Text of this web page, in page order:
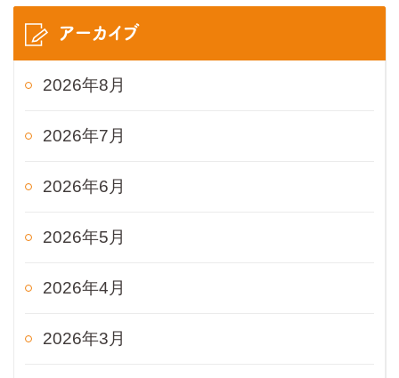
アーカイブ
2026年8月
2026年7月
2026年6月
2026年5月
2026年4月
2026年3月